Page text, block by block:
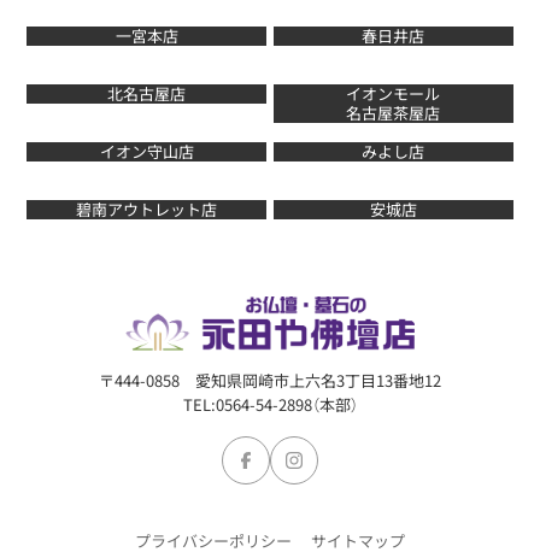
一宮本店 春日井店
北名古屋店
イオンモール
名古屋茶屋店
イオン守山店
みよし店
碧南アウトレット店 安城店
〒444-0858 愛知県岡崎市上六名3丁目13番地12
TEL:0564-54-2898（本部）
プライバシーポリシー サイトマップ